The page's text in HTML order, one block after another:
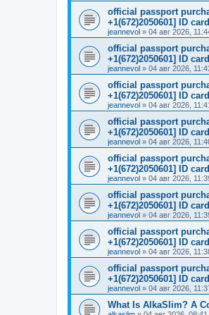
official passport
+1(672)2050601] ID
jeannevol » 04 авг 2026,
official passport
+1(672)2050601] ID
jeannevol » 04 авг 2026,
official passport
+1(672)2050601] ID
jeannevol » 04 авг 2026,
official passport
+1(672)2050601] ID
jeannevol » 04 авг 2026,
official passport
+1(672)2050601] ID
jeannevol » 04 авг 2026,
official passport
+1(672)2050601] ID
jeannevol » 04 авг 2026,
official passport
+1(672)2050601] ID
jeannevol » 04 авг 2026,
official passport
+1(672)2050601] ID
jeannevol » 04 авг 2026,
What Is AlkaSlim? A